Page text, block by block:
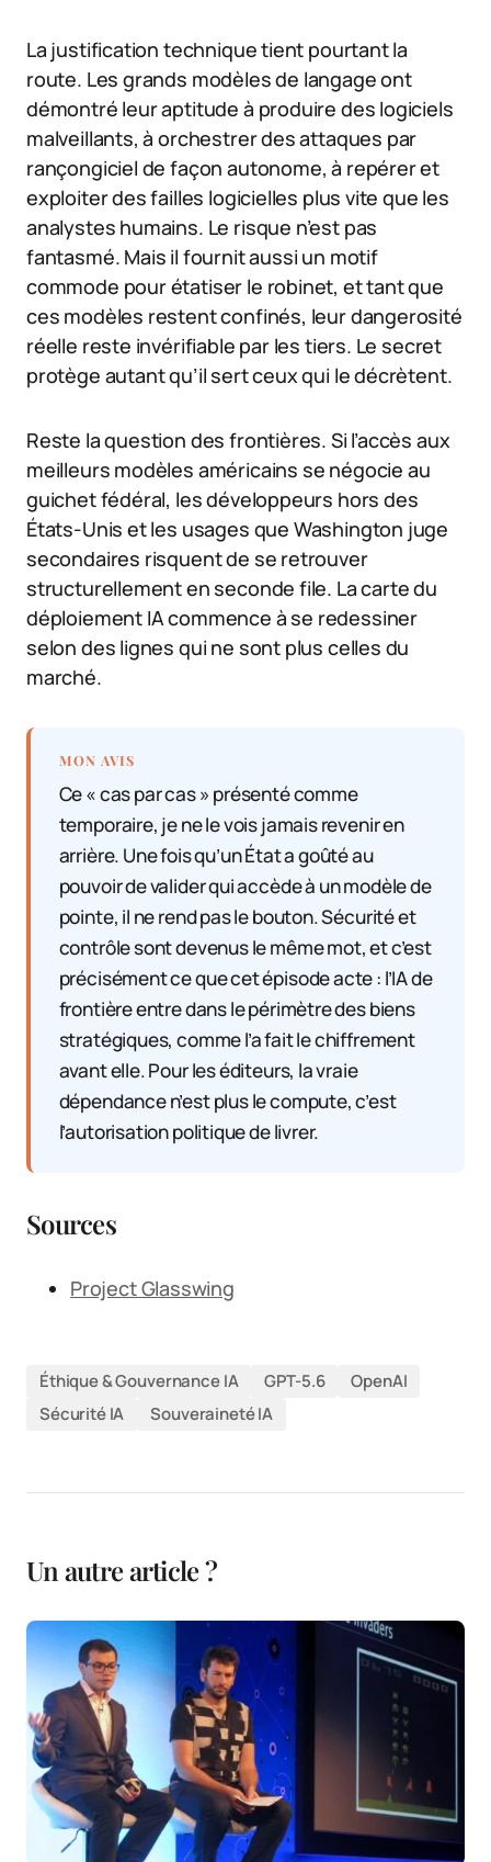
La justification technique tient pourtant la
route. Les grands modèles de langage ont
démontré leur aptitude à produire des logiciels
malveillants, à orchestrer des attaques par
rançongiciel de façon autonome, à repérer et
exploiter des failles logicielles plus vite que les
analystes humains. Le risque n’est pas
fantasmé. Mais il fournit aussi un motif
commode pour étatiser le robinet, et tant que
ces modèles restent confinés, leur dangerosité
réelle reste invérifiable par les tiers. Le secret
protège autant qu’il sert ceux qui le décrètent.
Reste la question des frontières. Si l’accès aux
meilleurs modèles américains se négocie au
guichet fédéral, les développeurs hors des
États-Unis et les usages que Washington juge
secondaires risquent de se retrouver
structurellement en seconde file. La carte du
déploiement IA commence à se redessiner
selon des lignes qui ne sont plus celles du
marché.
MON AVIS
Ce « cas par cas » présenté comme
temporaire, je ne le vois jamais revenir en
arrière. Une fois qu’un État a goûté au
pouvoir de valider qui accède à un modèle de
pointe, il ne rend pas le bouton. Sécurité et
contrôle sont devenus le même mot, et c’est
précisément ce que cet épisode acte : l’IA de
frontière entre dans le périmètre des biens
stratégiques, comme l’a fait le chiffrement
avant elle. Pour les éditeurs, la vraie
dépendance n’est plus le compute, c’est
l’autorisation politique de livrer.
Sources
Project Glasswing
Éthique & Gouvernance IA GPT-5.6
OpenAI
Sécurité IA
Souveraineté IA
Un autre article ?